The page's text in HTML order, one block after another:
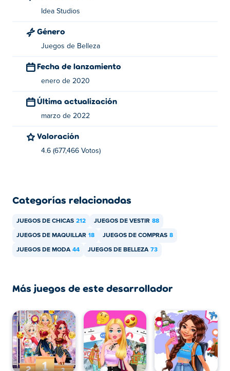
home-deco!Idea Studios
Género
Juegos de Belleza
Fecha de lanzamiento
enero de 2020
Última actualización
marzo de 2022
Valoración
4.6 (677,466 Votos)
Categorías relacionadas
JUEGOS DE CHICAS 212 JUEGOS DE VESTIR 88
JUEGOS DE MAQUILLAR 18 JUEGOS DE COMPRAS 8
JUEGOS DE MODA 44 JUEGOS DE BELLEZA 73
Más juegos de este desarrollador